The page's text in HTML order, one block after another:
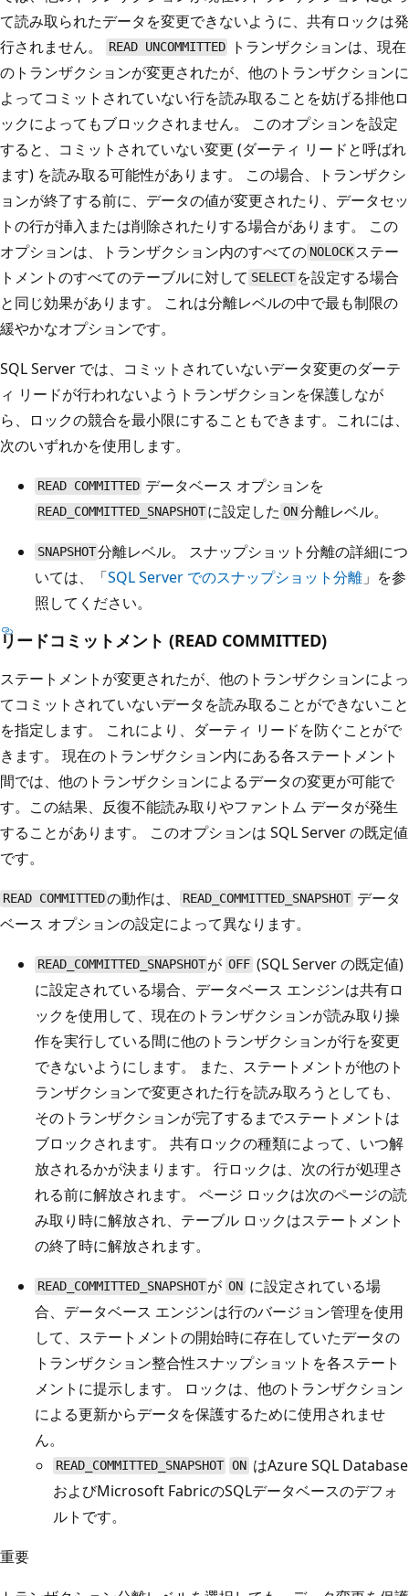
て読み取られたデータを変更できないように、共有ロックは発
行されません。
READ UNCOMMITTED
トランザクションは、現在
のトランザクションが変更されたが、他のトランザクションに
よってコミットされていない行を読み取ることを妨げる排他ロ
ックによってもブロックされません。 このオプションを設定
すると、コミットされていない変更 (ダーティ リードと呼ばれ
ます) を読み取る可能性があります。 この場合、トランザクシ
ョンが終了する前に、データの値が変更されたり、データセッ
トの行が挿入または削除されたりする場合があります。 この
オプションは、トランザクション内のすべての NOLOCK ステー
トメントのすべてのテーブルに対して SELECT を設定する場合
と同じ効果があります。 これは分離レベルの中で最も制限の
緩やかなオプションです。
SQL Server では、コミットされていないデータ変更のダーテ
ィ リードが行われないようトランザクションを保護しなが
ら、ロックの競合を最小限にすることもできます。これには、
次のいずれかを使用します。
READ COMMITTED データベース オプションを
READ_COMMITTED_SNAPSHOT に設定したON分離レベル。
SNAPSHOT分離レベル。 スナップショット分離の詳細につ
いては、「SQL Server でのスナップショット分離 」を参
照してください。
リードコミットメント (READ COMMITTED)
ステートメントが変更されたが、他のトランザクションによっ
てコミットされていないデータを読み取ることができないこと
を指定します。 これにより、ダーティ リードを防ぐことがで
きます。 現在のトランザクション内にある各ステートメント
間では、他のトランザクションによるデータの変更が可能で
す。この結果、反復不能読み取りやファントム データが発生
することがあります。 このオプションは SQL Server の既定値
です。
READ COMMITTEDの動作は、 READ_COMMITTED_SNAPSHOT データ
ベース オプションの設定によって異なります。
READ_COMMITTED_SNAPSHOT がOFF(SQL Server の既定値)
に設定されている場合、データベース エンジンは共有ロ
ックを使用して、現在のトランザクションが読み取り操
作を実行している間に他のトランザクションが行を変更
できないようにします。 また、ステートメントが他のト
ランザクションで変更された行を読み取ろうとしても、
そのトランザクションが完了するまでステートメントは
ブロックされます。 共有ロックの種類によって、いつ解
放されるかが決まります。 行ロックは、次の行が処理さ
れる前に解放されます。 ページ ロックは次のページの読
み取り時に解放され、テーブル ロックはステートメント
の終了時に解放されます。
READ_COMMITTED_SNAPSHOT がONに設定されている場
合、データベース エンジンは行のバージョン管理を使用
して、ステートメントの開始時に存在していたデータの
トランザクション整合性スナップショットを各ステート
メントに提示します。 ロックは、他のトランザクション
による更新からデータを保護するために使用されませ
ん。
READ_COMMITTED_SNAPSHOT ONはAzure SQL Database
およびMicrosoft FabricのSQLデータベースのデフォ
ルトです。
重要